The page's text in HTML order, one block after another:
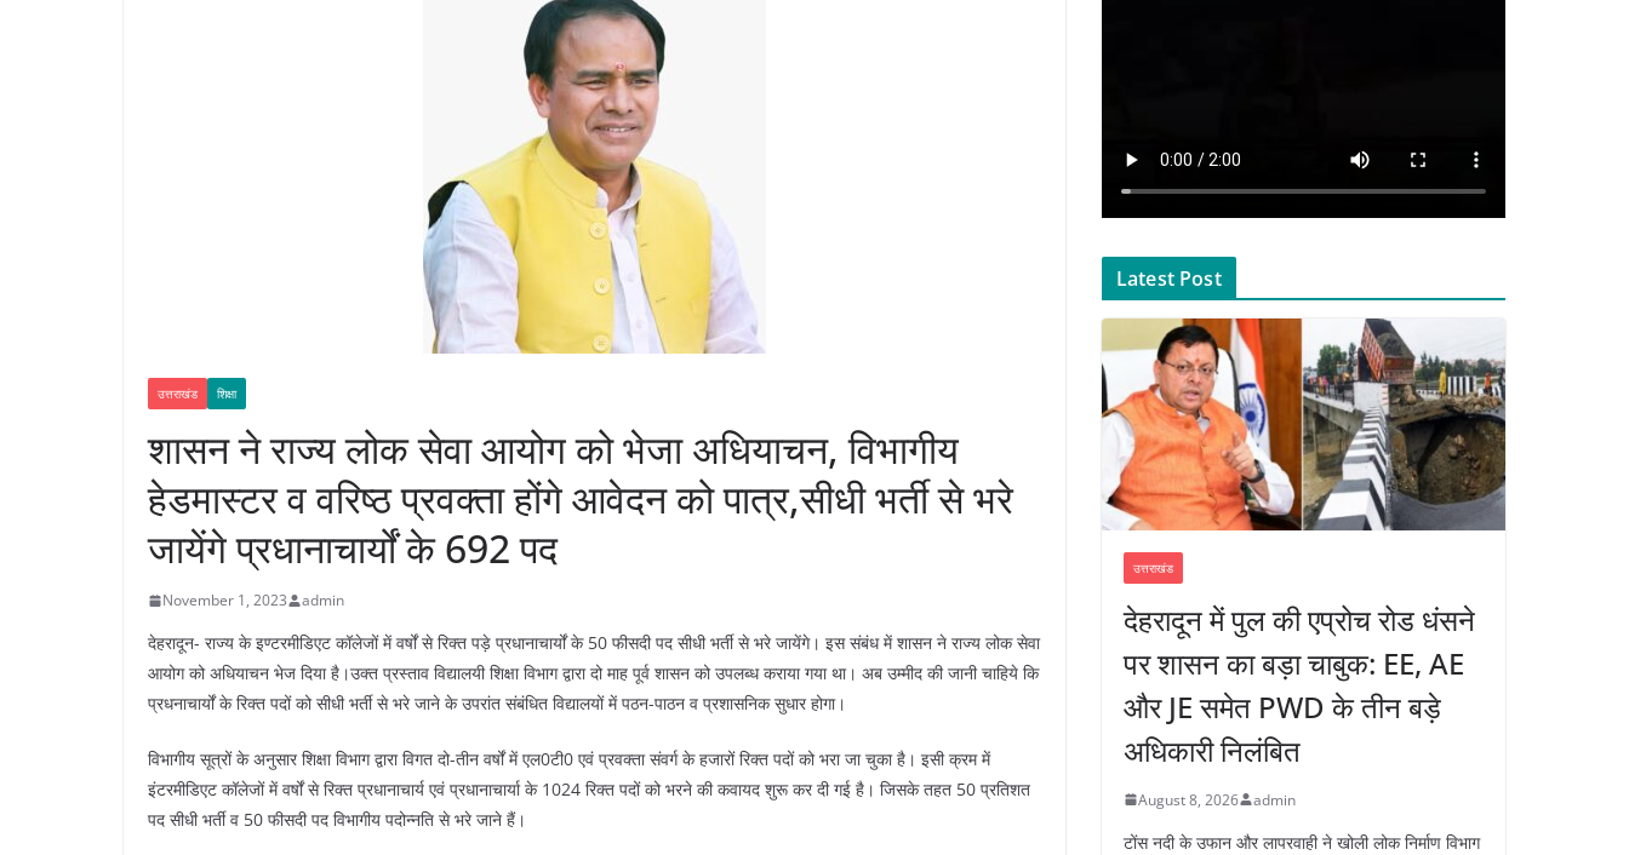
उत्तराखंड शिक्षा
शासन ने राज्य लोक सेवा आयोग को भेजा अधियाचन, विभागीय
हेडमास्टर व वरिष्ठ प्रवक्ता होंगे आवेदन को पात्र,सीधी भर्ती से भरे
जायेंगे प्रधानाचार्यों के 692 पद
November 1, 2023 admin
देहरादून- राज्य के इण्टरमीडिएट कॉलेजों में वर्षों से रिक्त पड़े प्रधानाचार्यों के 50 फीसदी पद सीधी भर्ती से भरे जायेंगे। इस संबंध में शासन ने राज्य लोक सेवा
आयोग को अधियाचन भेज दिया है।उक्त प्रस्ताव विद्यालयी शिक्षा विभाग द्वारा दो माह पूर्व शासन को उपलब्ध कराया गया था। अब उम्मीद की जानी चाहिये कि
प्रधनाचार्यों के रिक्त पदों को सीधी भर्ती से भरे जाने के उपरांत संबंधित विद्यालयों में पठन-पाठन व प्रशासनिक सुधार होगा।
विभागीय सूत्रों के अनुसार शिक्षा विभाग द्वारा विगत दो-तीन वर्षों में एल0टी0 एवं प्रवक्ता संवर्ग के हजारों रिक्त पदों को भरा जा चुका है। इसी क्रम में
इंटरमीडिएट कॉलेजों में वर्षों से रिक्त प्रधानाचार्य एवं प्रधानाचार्या के 1024 रिक्त पदों को भरने की कवायद शुरू कर दी गई है। जिसके तहत 50 प्रतिशत
पद सीधी भर्ती व 50 फीसदी पद विभागीय पदोन्नति से भरे जाने हैं।
Latest Post
उत्तराखंड
देहरादून में पुल की एप्रोच रोड धंसने
पर शासन का बड़ा चाबुक: EE, AE
और JE समेत PWD के तीन बड़े
अधिकारी निलंबित
August 8, 2026 admin
टोंस नदी के उफान और लापरवाही ने खोली लोक निर्माण विभाग